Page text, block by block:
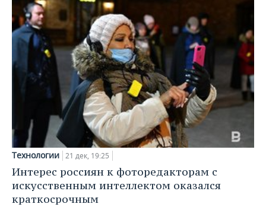
Технологии 21 дек, 19:25
Интерес россиян к фоторедакторам с
искусственным интеллектом оказался
краткосрочным